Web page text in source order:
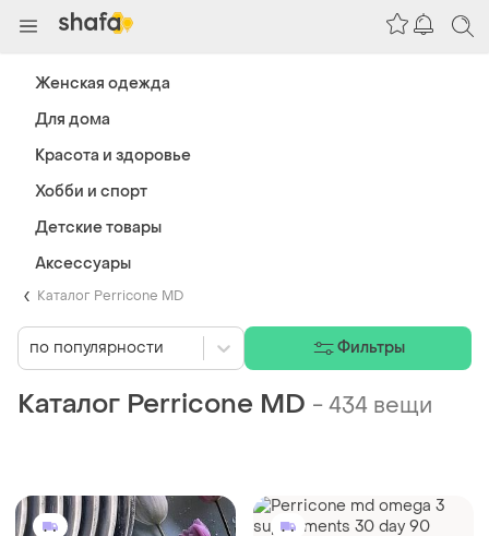
Каталог Perricone MD
Каталог Perricone MD -434 вещи
по популярности Фильтры
Женская одежда
Для дома
Красота и здоровье
Хобби и спорт
Детские товары
Аксессуары